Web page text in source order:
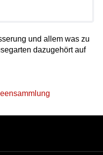
und allem was zu
dazugehört auf